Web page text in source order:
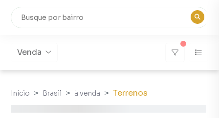
Venda
Início Brasil à venda Terrenos